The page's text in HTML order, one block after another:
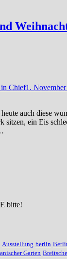
Chief1.
auch diese
sitzen, ein Eis
Ausstellung berlin
Garten